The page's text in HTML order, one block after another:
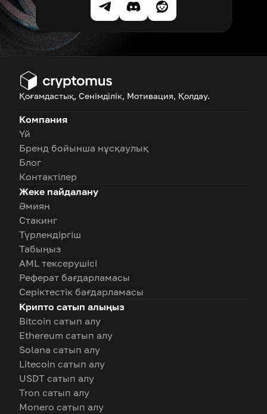
Қоғамдастық, Сенімділік, Мотивация, Қолдау.
Компания
Үй
Бренд бойынша нұсқаулық
Блог
Контактілер
Жеке пайдалану
Әмиян
Стакинг
Түрлендіргіш
Табыңыз
AML тексерушісі
Реферат бағдарламасы
Серіктестік бағдарламасы
Крипто сатып алыңыз
Bitcoin сатып алу
Ethereum сатып алу
Solana сатып алу
Litecoin сатып алу
USDT сатып алу
Tron сатып алу
Monero сатып алу